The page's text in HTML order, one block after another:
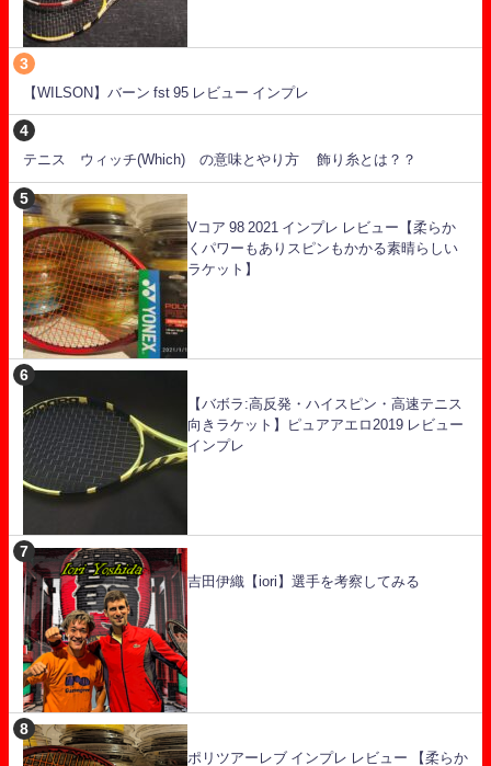
【WILSON】バーン fst 95 レビュー インプレ
テニス ウィッチ(Which) の意味とやり方 飾り糸とは？？
Vコア 98 2021 インプレ レビュー【柔らか
くパワーもありスピンもかかる素晴らしい
ラケット】
【バボラ:高反発・ハイスピン・高速テニス
向きラケット】ピュアアエロ2019 レビュー
インプレ
吉田伊織【iori】選手を考察してみる
ポリツアーレブ インプレ レビュー 【柔らか